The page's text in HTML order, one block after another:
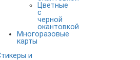
Цветные
с
черной
окантовкой
Многоразовые
карты
и